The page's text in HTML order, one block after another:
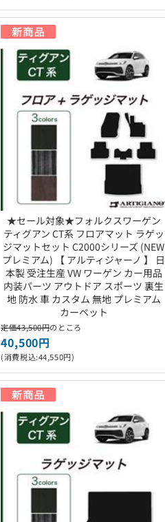
★セール対象★フォルクスワーゲン
ティグアン CT系 フロアマット ラゲッ
ジマットセット C2000シリーズ (NEW
プレミアム) 【 アルティジャーノ 】 日
本製 受注生産 VW ワーゲン カー用品
内装パーツ アウトドア スポーツ 裏生
地 防水 車 カスタム 無地 プレミアム
カーペット
定価43,500円のところ
40,500円
(消費税込:44,550円)